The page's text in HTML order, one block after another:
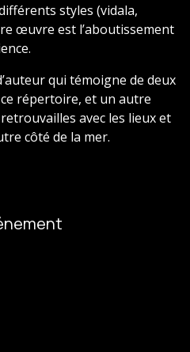
styles (vidala,
œuvre est l’aboutissement
qui témoigne de deux
répertoire, et un autre
avec les lieux et
côté de la mer.